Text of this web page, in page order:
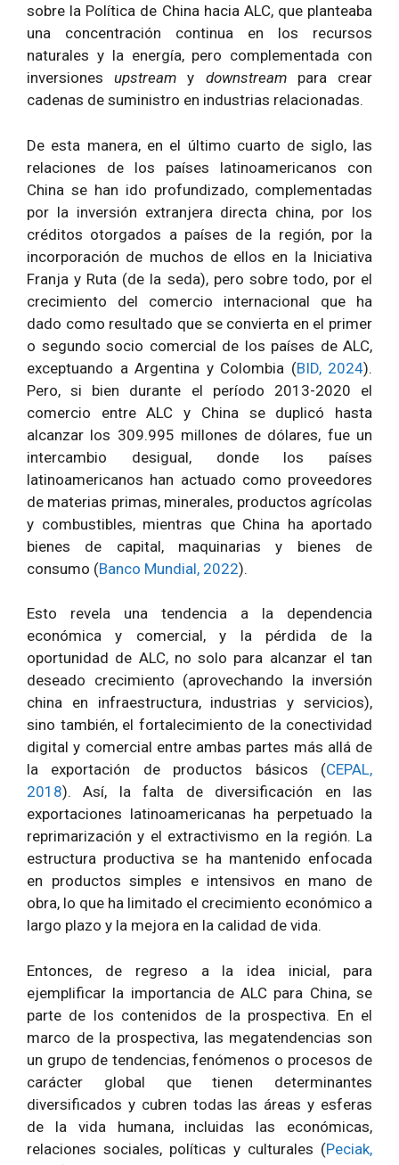
sobre la Política de China hacia ALC, que planteaba
una concentración continua en los recursos
naturales y la energía, pero complementada con
inversionesupstream y downstreampara crear
cadenas de suministro en industrias relacionadas.
De esta manera, en el último cuarto de siglo, las
relaciones de los países latinoamericanos con
China se han ido profundizado, complementadas
por la inversión extranjera directa china, por los
créditos otorgados a países de la región, por la
incorporación de muchos de ellos en la Iniciativa
Franja y Ruta (de la seda), pero sobre todo, por el
crecimiento del comercio internacional que ha
dado como resultado que se convierta en el primer
o segundo socio comercial de los países de ALC,
exceptuando a Argentina y Colombia (BID, 2024).
Pero, si bien durante el período 2013-2020 el
comercio entre ALC y China se duplicó hasta
alcanzar los 309.995 millones de dólares, fue un
intercambio desigual, donde los países
latinoamericanos han actuado como proveedores
de materias primas, minerales, productos agrícolas
y combustibles, mientras que China ha aportado
bienes de capital, maquinarias y bienes de
consumo (Banco Mundial, 2022).
Esto revela una tendencia a la dependencia
económica y comercial, y la pérdida de la
oportunidad de ALC, no solo para alcanzar el tan
deseado crecimiento (aprovechando la inversión
china en infraestructura, industrias y servicios),
sino también, el fortalecimiento de la conectividad
digital y comercial entre ambas partes más allá de
la exportación de productos básicos (CEPAL,
2018). Así, la falta de diversificación en las
exportaciones latinoamericanas ha perpetuado la
reprimarización y el extractivismo en la región. La
estructura productiva se ha mantenido enfocada
en productos simples e intensivos en mano de
obra, lo que ha limitado el crecimiento económico a
largo plazo y la mejora en la calidad de vida.
Entonces, de regreso a la idea inicial, para
ejemplificar la importancia de ALC para China, se
parte de los contenidos de la prospectiva. En el
marco de la prospectiva, las megatendencias son
un grupo de tendencias, fenómenos o procesos de
carácter global que tienen determinantes
diversificados y cubren todas las áreas y esferas
de la vida humana, incluidas las económicas,
relaciones sociales, políticas y culturales (Peciak,